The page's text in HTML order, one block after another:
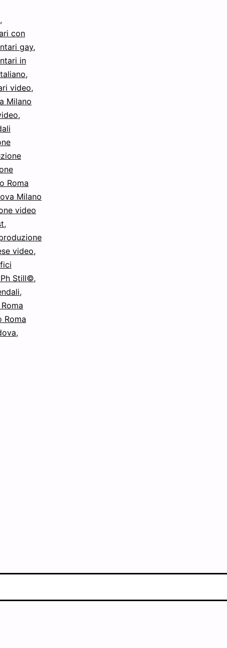
,
con
gay,
in
,
video,
Milano
,
Roma
Milano
video
,
video,
Still©,
,
Roma
,